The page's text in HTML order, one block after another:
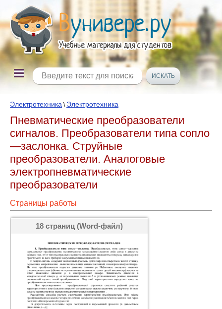
Электротехника \ Электротехника
Пневматические преобразователи
сигналов. Преобразователи типа сопло
—заслонка. Струйные
преобразователи. Аналоговые
электропневматические
преобразователи
Страницы работы
18 страниц (Word-файл)